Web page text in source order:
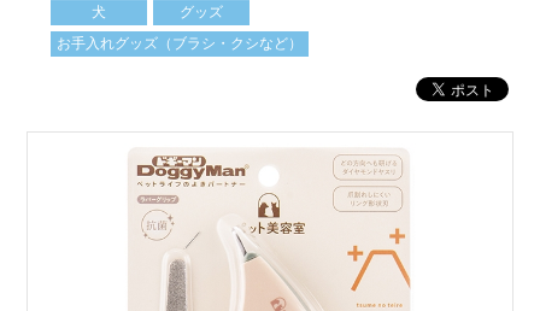
採用情報
サイトマップ English
犬
グッズ
お手入れグッズ（ブラシ・クシなど）